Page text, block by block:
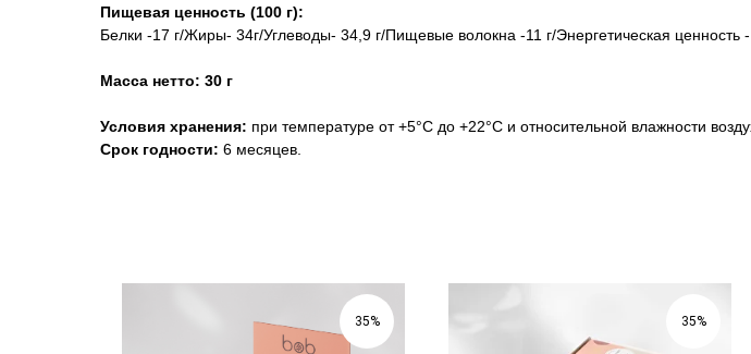
Пищевая ценность (100 г):
Белки -17 г/Жиры- 34г/Углеводы- 34,9 г/Пищевые волокна -11 г/Энергетическая ценность
Масса нетто: 30 г
Условия хранения: при температуре от +5°С до +22°С и относительной влажности
Срок годности: 6 месяцев.
35% 35%